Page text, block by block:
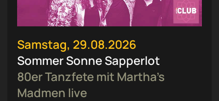
Samstag, 29.08.2026
Sommer Sonne Sapperlot
80er Tanzfete mit Martha’s
Madmen live